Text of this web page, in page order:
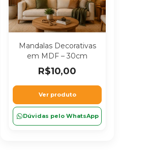
Mandalas Decorativas
em MDF – 30cm
R$10,00
Ver produto
Dúvidas pelo WhatsApp